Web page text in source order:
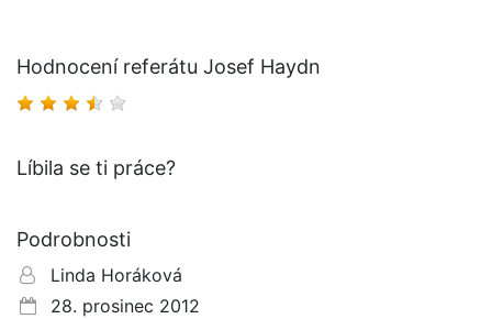
Hodnocení referátu Josef Haydn
Líbila se ti práce?
Podrobnosti
Linda Horáková
28. prosinec 2012